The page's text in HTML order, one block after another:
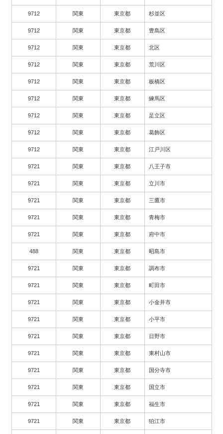
9712 関東 東京都 杉並区
9712 関東 東京都 豊島区
9712 関東 東京都 北区
9712 関東 東京都 荒川区
9712 関東 東京都 板橋区
9712 関東 東京都 練馬区
9712 関東 東京都 足立区
9712 関東 東京都 葛飾区
9712 関東 東京都 江戸川区
9721 関東 東京都 八王子市
9721 関東 東京都 立川市
9721 関東 東京都 三鷹市
9721 関東 東京都 青梅市
9721 関東 東京都 府中市
488 関東 東京都 昭島市
9721 関東 東京都 調布市
9721 関東 東京都 町田市
9721 関東 東京都 小金井市
9721 関東 東京都 小平市
9721 関東 東京都 日野市
9721 関東 東京都 東村山市
9721 関東 東京都 国分寺市
9721 関東 東京都 国立市
9721 関東 東京都 福生市
9721 関東 東京都 狛江市